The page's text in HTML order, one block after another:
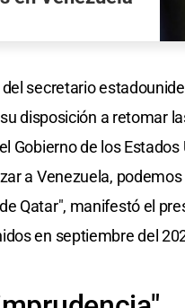
secretario
disposición a retomar
Gobierno de los
a Venezuela,
Qatar", manifestó el
en septiembre del